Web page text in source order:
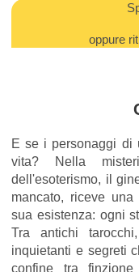
oppure
E se i personaggi di
vita? Nella
dell'esoterismo, il
mancato, riceve
sua esistenza: ogni
Tra antichi
inquietanti e segreti
confine tra